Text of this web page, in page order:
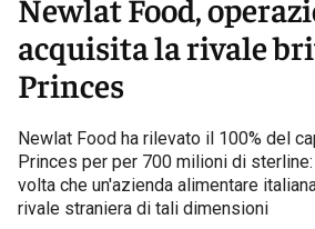
acquisita la rivale
Princes
Newlat Food ha rilevato il 100% del
Princes per per 700 milioni di
volta che un'azienda alimentare
rivale straniera di tali dimensioni